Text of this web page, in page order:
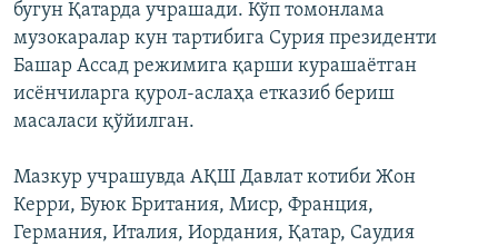
бугун Қатарда учрашади. Кўп томонлама
музокаралар кун тартибига Сурия президенти
Башар Ассад режимига қарши курашаётган
исёнчиларга қурол-аслаҳа етказиб бериш
масаласи қўйилган.
Мазкур учрашувда АҚШ Давлат котиби Жон
Керри, Буюк Британия, Миср, Франция,
Германия, Италия, Иордания, Қатар, Саудия